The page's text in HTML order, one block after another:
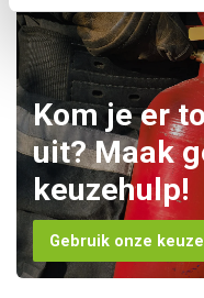
Kom je er
uit? Maak
keuzehulp!
Gebruik onze